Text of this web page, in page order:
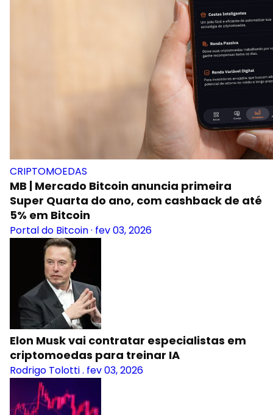
CRIPTOMOEDAS
MB | Mercado Bitcoin anuncia primeira
Super Quarta do ano, com cashback de até
5% em Bitcoin
Portal do Bitcoin· fev 03, 2026
Elon Musk vai contratar especialistas em
criptomoedas para treinar IA
Rodrigo Tolotti. fev 03, 2026